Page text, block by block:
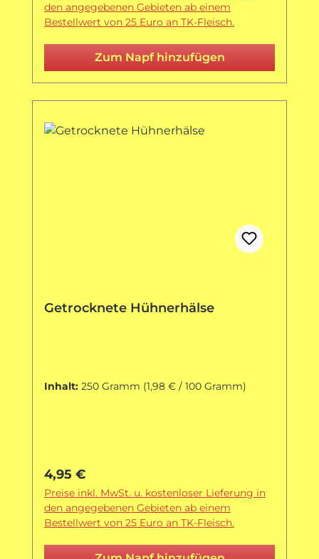
den angegebenen Gebieten ab einem
Bestellwert von 25 Euro an TK-Fleisch.
Zum Napf hinzufügen
Getrocknete Hühnerhälse
Inhalt: 250 Gramm (1,98 € / 100 Gramm)
Regulärer Preis:
4,95 €
Preise inkl. MwSt. u. kostenloser Lieferung in
den angegebenen Gebieten ab einem
Bestellwert von 25 Euro an TK-Fleisch.